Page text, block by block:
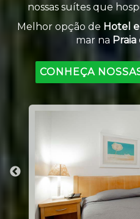
nossas suítes que
Melhor opção de Hotel
mar na
CONHEÇA